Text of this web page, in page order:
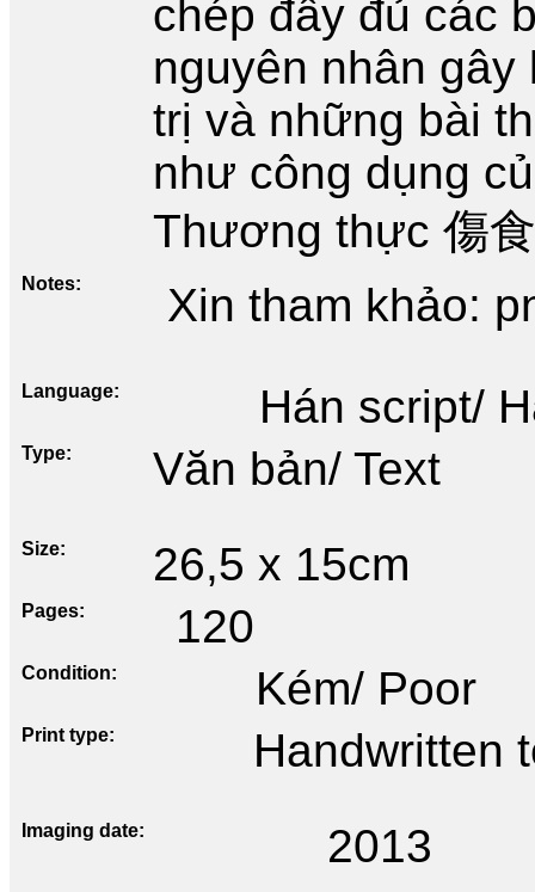
chép đầy đủ các
nguyên nhân
trị và những bài
như công dụng
Thương thực 傷
Notes Xin tham khảo:
Language Hán script/
Type Văn bản/ Text
Size 26,5 x 15cm
Pages 120
Condition Kém/ Poor
Print type Handwritten
Imaging date 2013